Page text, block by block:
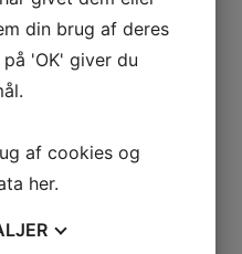
din brug af deres
'OK' giver du
af cookies og
her.